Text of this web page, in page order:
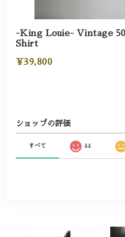
-King Louie- Vintage
Shirt
¥39,800
ショップの評価
すべて 44